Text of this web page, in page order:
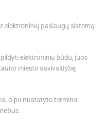
elektroninių paslaugų sistemą:
elektroniniu būdu, juos
miesto savivaldybę,
o po nustatyto termino